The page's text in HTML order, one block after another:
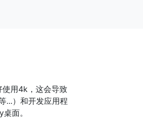
使用4k，这会导致
...）和开发应用程
面。